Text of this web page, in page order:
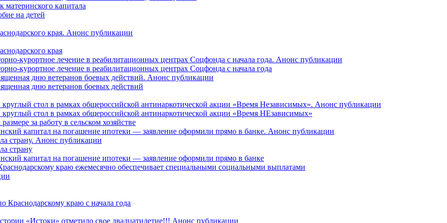
материнского капитала
на детей
края. Анонс публикации
края
курортное лечение в реабилитационных центрах Соцфонда с начала года. Анонс публикации
курортное лечение в реабилитационных центрах Соцфонда с начала года
дню ветеранов боевых действий. Анонс публикации
дню ветеранов боевых действий
стол в рамках общероссийской антинаркотической акции «Время Независимых». Анонс публикации
стол в рамках общероссийской антинаркотической акции «Время НЕзависимых»
за работу в сельском хозяйстве
капитал на погашение ипотеки — заявление оформили прямо в банке. Анонс публикации
страну. Анонс публикации
страну
капитал на погашение ипотеки — заявление оформили прямо в банке
краю ежемесячно обеспечивает специальными социальными выплатами
краю с начала года
«Истоки» отметило свое двадцатилетие!!! Анонс публикации